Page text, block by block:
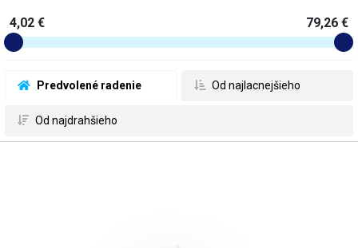
Predvolené radenie Od najlacnejšieho
Od najdrahšieho
4,02 € 79,26 €